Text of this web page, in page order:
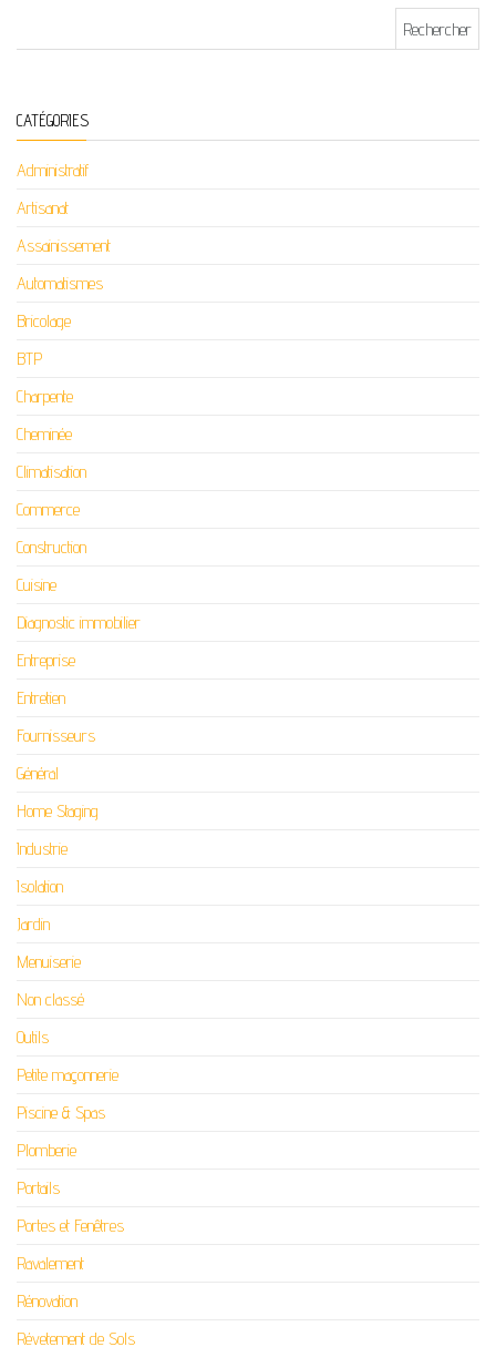
CATÉGORIES
Administratif
Artisanat
Assainissement
Automatismes
Bricolage
BTP
Charpente
Cheminée
Climatisation
Commerce
Construction
Cuisine
Diagnostic immobilier
Entreprise
Entretien
Fournisseurs
Général
Home Staging
Industrie
Isolation
Jardin
Menuiserie
Non classé
Outils
Petite maçonnerie
Piscine & Spas
Plomberie
Portails
Portes et Fenêtres
Ravalement
Rénovation
Révetement de Sols